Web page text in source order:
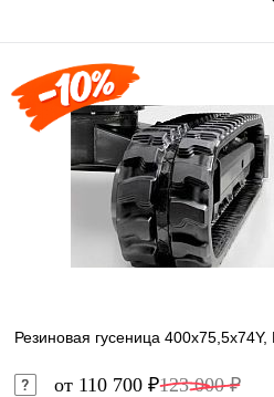
Резиновая гусеница 400x75,5x74Y,
от 110 700 ₽123 000 ₽